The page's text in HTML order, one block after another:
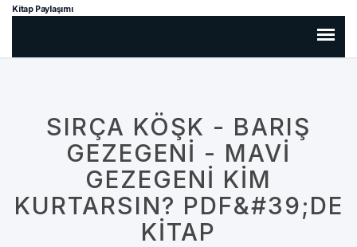
Kitap Paylaşımı
SIRÇA KÖŞK - BARIŞ
GEZEGENI - MAVI
GEZEGENI KIM
KURTARSIN? PDF&#39;DE
KITAP